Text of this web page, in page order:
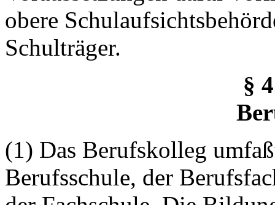
obere
Schulträger.
§
(1) Das Berufskolleg
Berufsschule, der